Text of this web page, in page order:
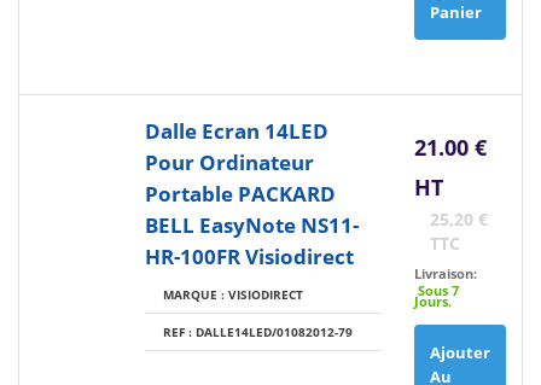
Panier
Dalle Ecran 14LED
Pour Ordinateur
Portable PACKARD
BELL EasyNote NS11-
HR-100FR Visiodirect
MARQUE : VISIODIRECT
REF : DALLE14LED/01082012-79
21.00 €
HT
25,20 €
TTC
Livraison:
Sous 7
Jours.
Ajouter
Au